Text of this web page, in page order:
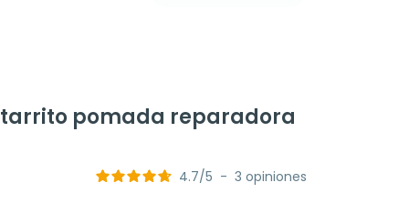
pomada reparadora
4.7/5 - 3 opiniones